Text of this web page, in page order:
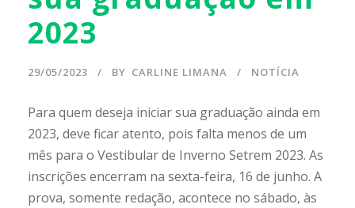
2023
29/05/2023 BY CARLINE LIMANA NOTÍCIA
Para quem deseja iniciar sua graduação ainda em
2023, deve ficar atento, pois falta menos de um
mês para o Vestibular de Inverno Setrem 2023. As
inscrições encerram na sexta-feira, 16 de junho. A
prova, somente redação, acontece no sábado, às